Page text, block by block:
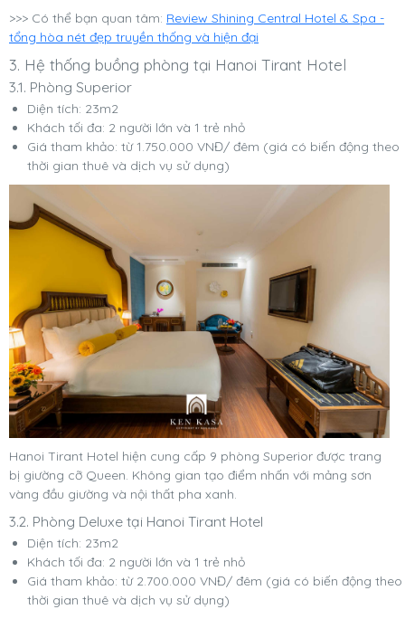
>>> Có thể bạn quan tâm: Review Shining Central Hotel & Spa -
tổng hòa nét đẹp truyền thống và hiện đại
3. Hệ thống buồng phòng tại Hanoi Tirant Hotel
3.1. Phòng Superior
Diện tích: 23m2
Khách tối đa: 2 người lớn và 1 trẻ nhỏ
Giá tham khảo: từ 1.750.000 VNĐ/ đêm (giá có biến động theo
thời gian thuê và dịch vụ sử dụng)
Hanoi Tirant Hotel hiện cung cấp 9 phòng Superior được trang
bị giường cỡ Queen. Không gian tạo điểm nhấn với mảng sơn
vàng đầu giường và nội thất pha xanh.
3.2. Phòng Deluxe tại Hanoi Tirant Hotel
Diện tích: 23m2
Khách tối đa: 2 người lớn và 1 trẻ nhỏ
Giá tham khảo: từ 2.700.000 VNĐ/ đêm (giá có biến động theo
thời gian thuê và dịch vụ sử dụng)